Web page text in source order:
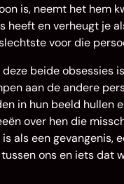
is, neemt het hem
heeft en verheugt je
voor die
beide obsessies
aan de andere
in hun beeld hullen
over hen die
als een gevangenis,
ons en iets dat